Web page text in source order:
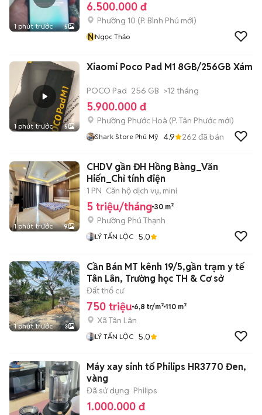
1 phút trước 5
6.500.000 đ
Phường 10 (P. Bình Phú mới)
NNgọc Thảo
1 phút trước 5
Xiaomi Poco Pad M1 8GB/256GB Xám
POCO Pad 256 GB >12 tháng
5.900.000 đ
Phường Phước Hoà (P. Tân Phước mới)
Shark Store Phú Mỹ 4.9 262 đã bán
1 phút trước 9
CHDV gần ĐH Hồng Bàng_Văn
Hiến_Chỉ tính điện
1 PN Căn hộ dịch vụ, mini
5 triệu/tháng 30 m²
Phường Phú Thạnh
LÝ TẤN LỘC 5.0
1 phút trước 3
Cần Bán MT kênh 19/5,gần trạm y tế
Tân Lân, Trường học TH & Cơ sở
Đất thổ cư
750 triệu 6,8 tr/m² 110 m²
Xã Tân Lân
LÝ TẤN LỘC 5.0
Máy xay sinh tố Philips HR3770 Đen,
vàng
Đã sử dụng Philips
1.000.000 đ